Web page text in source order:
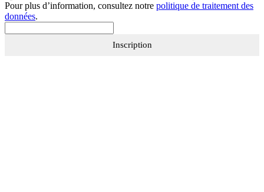
Pour plus d’information, consultez notre politique de traitement des
données.
Inscription